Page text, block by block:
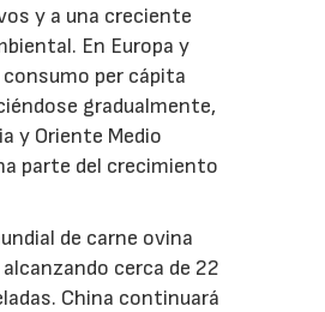
y a una creciente
En Europa y
per cápita
gradualmente,
y Oriente Medio
parte del crecimiento
de carne ovina
cerca de 22
China continuará